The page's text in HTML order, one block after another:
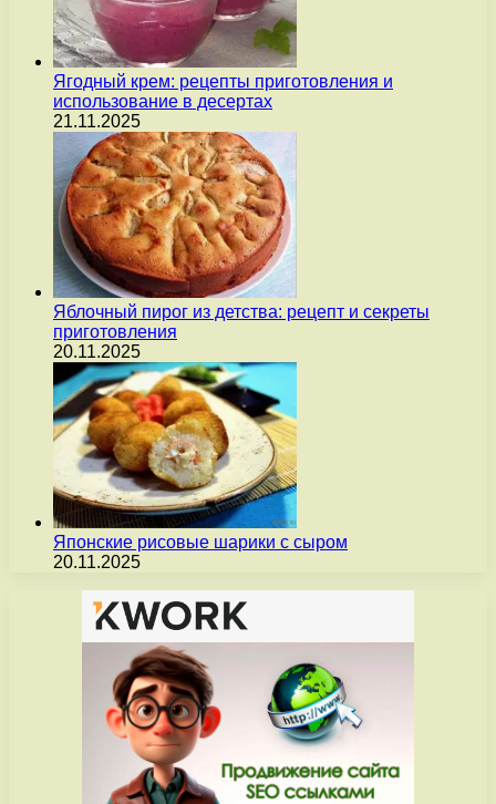
Ягодный крем: рецепты приготовления и
использование в десертах
21.11.2025
Яблочный пирог из детства: рецепт и секреты
приготовления
20.11.2025
Японские рисовые шарики с сыром
20.11.2025